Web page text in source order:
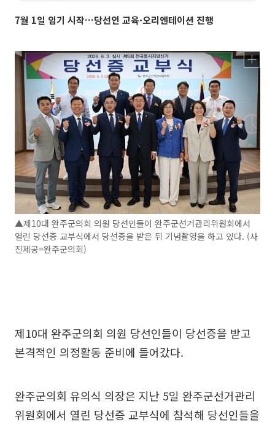
7월 1일 임기 시작…당선인 교육·오리엔테이션 진행
▲제10대 완주군의회 의원 당선인들이 완주군선거관리위원회에서
열린 당선증 교부식에서 당선증을 받은 뒤 기념촬영을 하고 있다. (사
진제공=완주군의회)
제10대 완주군의회 의원 당선인들이 당선증을 받고
본격적인 의정활동 준비에 들어갔다.
완주군의회 유의식 의장은 지난 5일 완주군선거관리
위원회에서 열린 당선증 교부식에 참석해 당선인들을